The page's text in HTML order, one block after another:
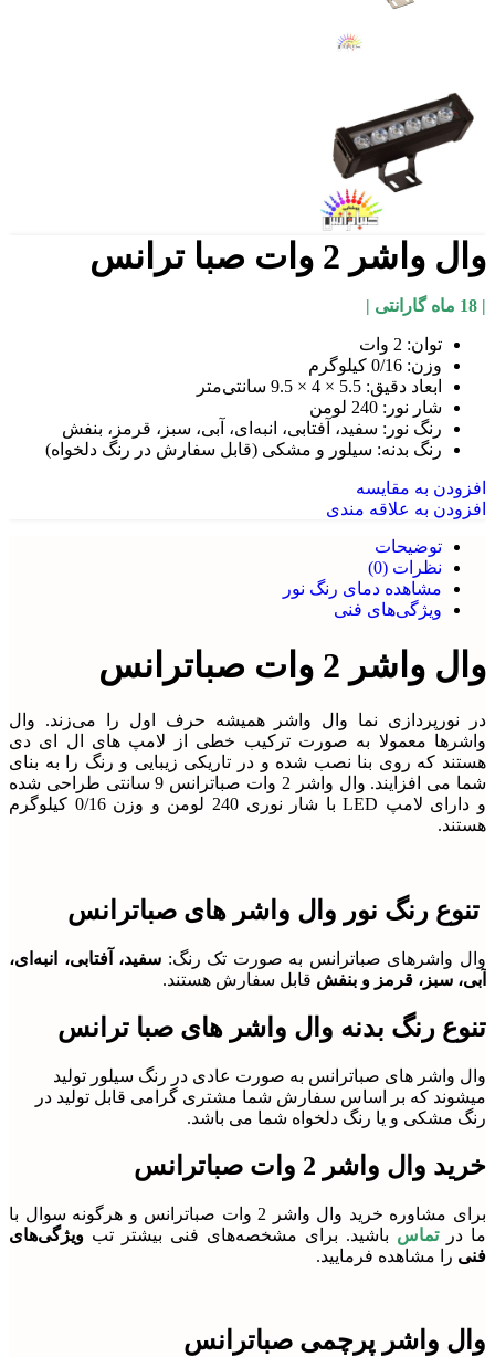
وال واشر 2 وات صبا ترانس
| 18 ماه گارانتی |
توان: 2 وات
وزن: 0/16 کیلوگرم
ابعاد دقیق: 5.5 × 4 × 9.5 سانتی‌متر
شار نور: 240 لومن
رنگ نور: سفید، آفتابی، انبه‌ای، آبی، سبز، قرمز، بنفش
رنگ بدنه: سیلور و مشکی (قابل سفارش در رنگ دلخواه)
افزودن به مقایسه
افزودن به علاقه مندی
توضیحات
نظرات (0)
مشاهده دمای رنگ نور
ویژگی‌های فنی
وال واشر 2 وات صباترانس
در نورپردازی نما وال واشر همیشه حرف اول را می‌زند. وال
واشرها معمولا به صورت ترکیب خطی از لامپ های ال ای دی
هستند که روی بنا نصب شده و در تاریکی زیبایی و رنگ را به بنای
شما می افزایند. وال واشر 2 وات صباترانس 9 سانتی طراحی شده
و دارای لامپ LED با شار نوری 240 لومن و وزن 0/16 کیلوگرم
هستند.
تنوع رنگ نور وال واشر های صباترانس
وال واشرهای صباترانس به صورت تک رنگ: سفید، آفتابی، انبه‌ای،
آبی، سبز، قرمز و بنفش قابل سفارش هستند.
تنوع رنگ بدنه وال واشر های صبا ترانس
وال واشر های صباترانس به صورت عادی در رنگ سیلور تولید
میشوند که بر اساس سفارش شما مشتری گرامی قابل تولید در
رنگ مشکی و یا رنگ دلخواه شما می باشد.
خرید وال واشر 2 وات صباترانس
برای مشاوره خرید وال واشر 2 وات صباترانس و هرگونه سوال با
ما در
تماس باشید. برای مشخصه‌های فنی بیشتر تب ویژگی‌های
فنی را مشاهده فرمایید.
وال واشر پرچمی صباترانس